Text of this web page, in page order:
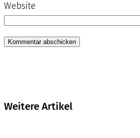
Website
Weitere Artikel